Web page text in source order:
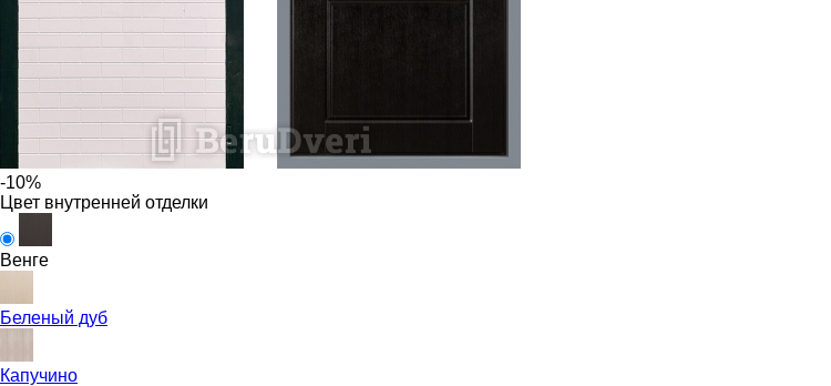
-10%
Цвет внутренней отделки
Венге
Беленый дуб
Капучино